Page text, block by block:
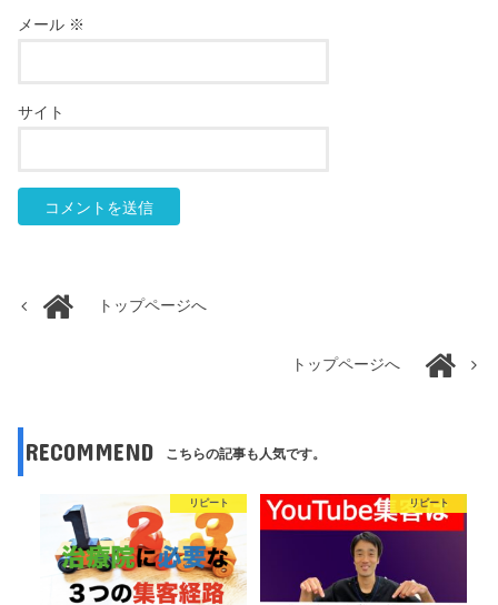
メール ※
サイト
トップページへ
トップページへ
RECOMMEND こちらの記事も人気です。
リピート リピート